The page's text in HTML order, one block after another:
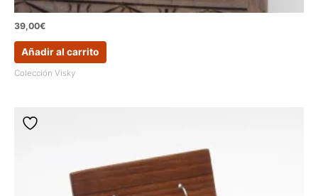
39,00€
Añadir al carrito
Colección Visky